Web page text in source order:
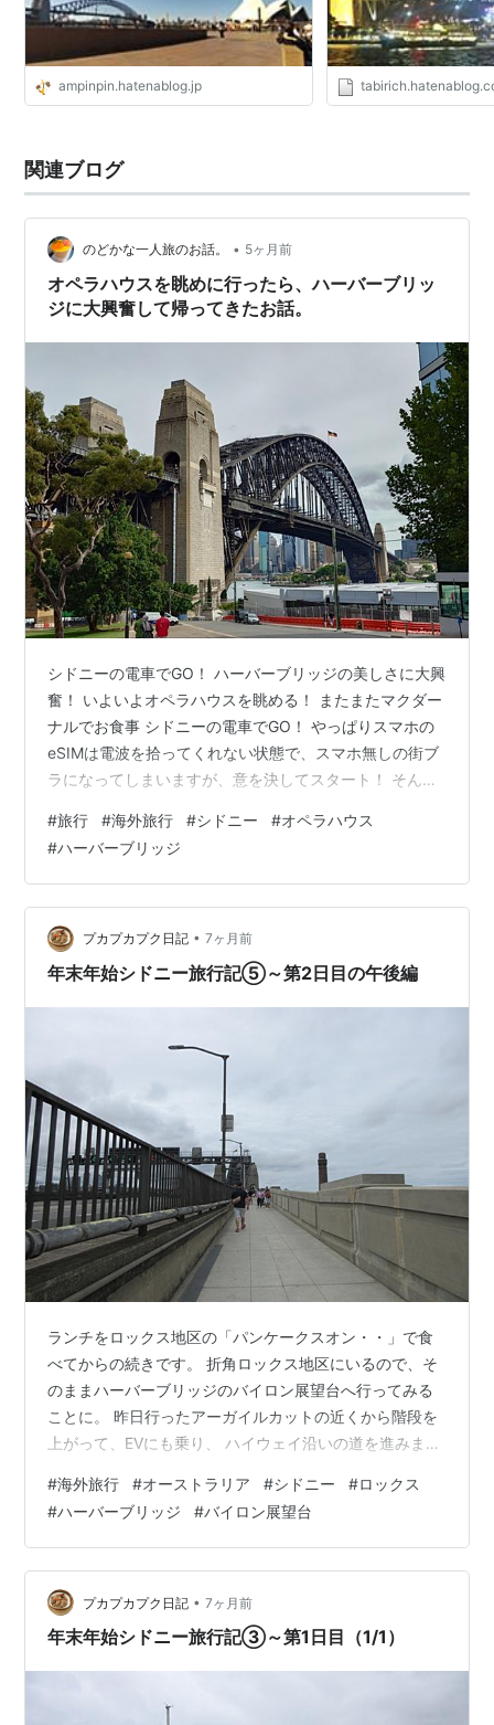
ampinpin.hatenablog.jp
関連ブログ
のどかな一人旅のお話。 • 5ヶ月前
オペラハウスを眺めに行ったら、ハーバーブリッ
ジに大興奮して帰ってきたお話。
シドニーの電車でGO！ ハーバーブリッジの美しさに大興
奮！ いよいよオペラハウスを眺める！ またまたマクダー
ナルでお食事 シドニーの電車でGO！ やっぱりスマホの
eSIMは電波を拾ってくれない状態で、スマホ無しの街ブ
ラになってしまいますが、意を決してスタート！ そんな
たんだから、ベタですけどオペラハウスくらいは眺めに
行きたいですよね。 路線図とダウンロードしたGoogleマ
ップさえあれば、なんとかなる！ まずはエアポートリン
クに乗って、セントラル駅に来ました。ここがきっと、
シドニーの鉄道の中心地。 なんとなく、日本の鉄道駅と
すごく雰囲気が似てる…
#旅行 #海外旅行 #シドニー #オペラハウス
#ハーバーブリッジ
プカプカプク日記 • 7ヶ月前
年末年始シドニー旅行記⑤～第2日目の午後編
ランチをロックス地区の「パンケークスオン・・」で食
べてからの続きです。 折角ロックス地区にいるので、そ
のままハーバーブリッジのバイロン展望台へ行ってみる
ことに。 昨日行ったアーガイルカットの近くから階段を
上がって、EVにも乗り、 ハイウェイ沿いの道を進みま
（支柱）の一つが博物館と展望台になっています。 こ
こ、ここです。 ところが、あちゃ～😵 工事中みたいで閉
まってました、残念💦 仕方なくブリッジからの眺めのみ
📷 少しだけハーバーブリッジも歩きましたが、 途中でク
ニパがトイレって・笑 大急ぎで戻ります。 一番近いトイ
レは、う～ん。。。MCAか…
#海外旅行 #オーストラリア #シドニー #ロックス
#ハーバーブリッジ #バイロン展望台
プカプカプク日記 • 7ヶ月前
年末年始シドニー旅行記③～第1日目（1/1）